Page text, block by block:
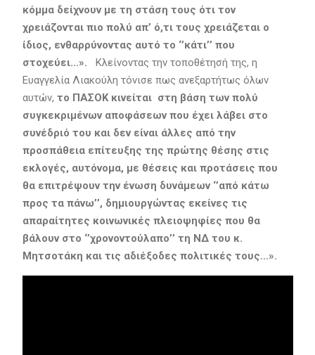
κόμμα δείχνουν με τη στάση τους ότι τον
χρειάζονται πιο πολύ απ’ ό,τι τους χρειάζεται ο
ίδιος, ενθαρρύνοντας αυτό το ‘’κάτι’’ που
στοχεύει…». Κλείνοντας την τοποθέτησή της, η
Ευαγγελία Λιακούλη τόνισε πως ανεξαρτήτως όλων
αυτών, το ΠΑΣΟΚ κινείται στη βάση των πολύ
συγκεκριμένων αποφάσεων που έχει λάβει στο
συνέδριό του και δεν είναι άλλες από την
προσπάθεια επίτευξης της πρώτης θέσης στις
εκλογές, αυτόνομα, με θέσεις και προτάσεις που
θα επιτρέψουν την ένωση δυνάμεων ‘’από κάτω
προς τα πάνω’’, δημιουργώντας εκείνες τις
απαραίτητες κοινωνικές πλειοψηφίες που θα
βάλουν στο ‘’χρονοντούλαπο’’ τη ΝΔ του κ.
Μητσοτάκη και τις αδιέξοδες πολιτικές τους…».